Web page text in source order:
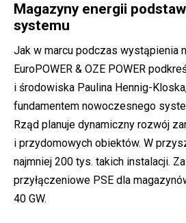
Magazyny energii
systemu
Jak w marcu podczas wystąpienia
EuroPOWER & OZE POWER
i środowiska Paulina Hennig-
fundamentem nowoczesnego
Rząd planuje dynamiczny rozwój
i przydomowych obiektów. W
najmniej 200 tys. takich instalacji.
przyłączeniowe PSE dla
40 GW.